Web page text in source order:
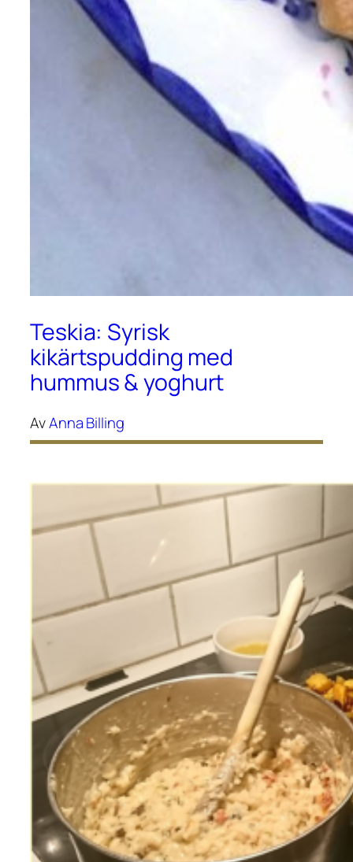
Teskia: Syrisk
kikärtspudding med
hummus & yoghurt
AvAnna Billing